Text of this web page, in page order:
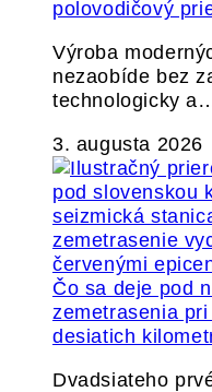
polovodičový
Výroba
nezaobíde bez
technologicky
3. augusta 2026
Čo sa deje pod
zemetrasenia
desiatich
Dvadsiateho